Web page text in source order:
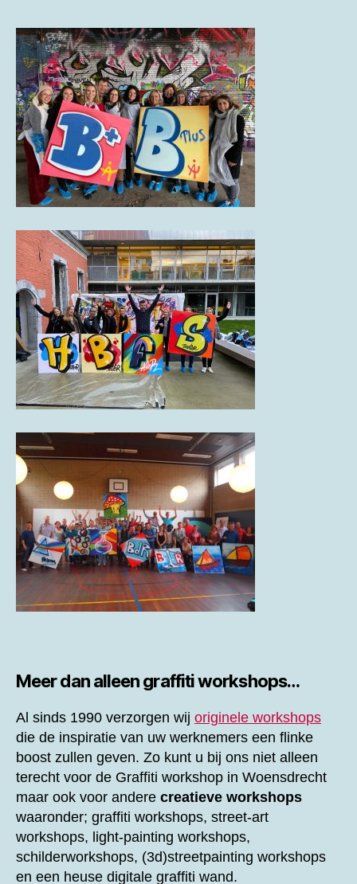
Meer dan alleen graffiti workshops…
Al sinds 1990 verzorgen wij originele workshops
die de inspiratie van uw werknemers een flinke
boost zullen geven. Zo kunt u bij ons niet alleen
terecht voor de Graffiti workshop in Woensdrecht
maar ook voor andere creatieve workshops
waaronder; graffiti workshops, street-art
workshops, light-painting workshops,
schilderworkshops, (3d)streetpainting workshops
en een heuse digitale graffiti wand.